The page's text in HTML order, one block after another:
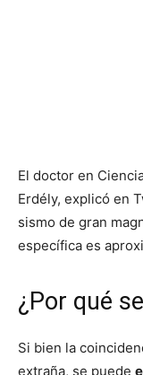
El doctor en
Erdély, explicó en
sismo de gran
específica es
¿Por qué
Si bien la
extraña, se puede